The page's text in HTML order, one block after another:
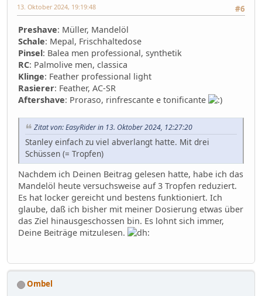
#6
13. Oktober 2024, 19:19:48
Preshave: Müller, Mandelöl
Schale: Mepal, Frischhaltedose
Pinsel: Balea men professional, synthetik
RC: Palmolive men, classica
Klinge: Feather professional light
Rasierer: Feather, AC-SR
Aftershave: Proraso, rinfrescante e tonificante
Zitat von: EasyRider in 13. Oktober 2024, 12:27:20
Stanley einfach zu viel abverlangt hatte. Mit drei
Schüssen (= Tropfen)
Nachdem ich Deinen Beitrag gelesen hatte, habe ich das
Mandelöl heute versuchsweise auf 3 Tropfen reduziert.
Es hat locker gereicht und bestens funktioniert. Ich
glaube, daß ich bisher mit meiner Dosierung etwas über
das Ziel hinausgeschossen bin. Es lohnt sich immer,
Deine Beiträge mitzulesen.
Ombel